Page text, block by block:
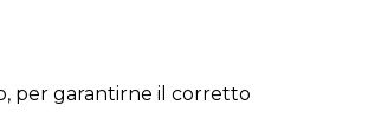
per garantirne il corretto